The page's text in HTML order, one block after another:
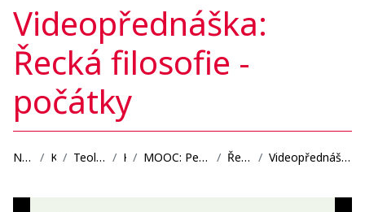
Videopřednáška:
Řecká filosofie -
počátky
Nástěnka Kurzy Teologická fakulta KPD MOOC: Pedagogové ve starověku Řecká filosofie Videopřednáška: Řecká filosofie - počátky